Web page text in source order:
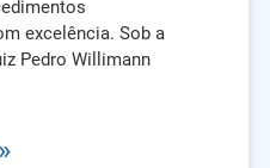
excelência. Sob a
Pedro Willimann